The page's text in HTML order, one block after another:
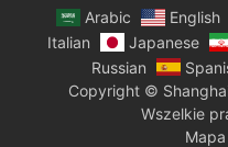
Arabic English
Italian
Japanese
Russian
Copyright ©
Wszelkie